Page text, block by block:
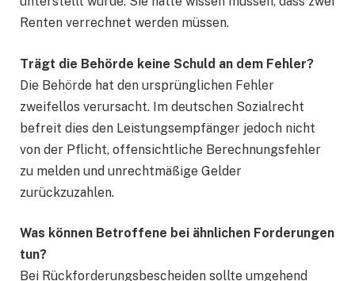
Renten verrechnet werden müssen.
Trägt die Behörde keine Schuld an dem Fehler?
Die Behörde hat den ursprünglichen Fehler
zweifellos verursacht. Im deutschen Sozialrecht
befreit dies den Leistungsempfänger jedoch nicht
von der Pflicht, offensichtliche Berechnungsfehler
zu melden und unrechtmäßige Gelder
zurückzuzahlen.
Was können Betroffene bei ähnlichen Forderungen
tun?
Bei Rückforderungsbescheiden sollte umgehend